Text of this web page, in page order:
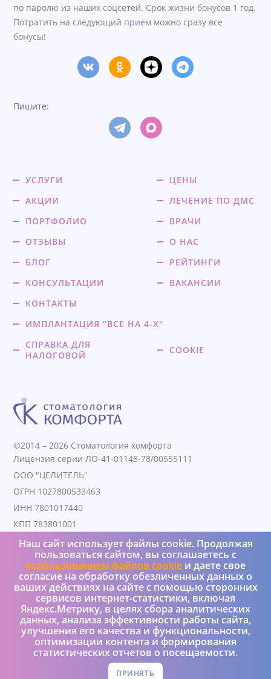
Наш сайт использует файлы cookie. Продолжая
пользоваться сайтом, вы соглашаетесь с
использованием файлов cookie и даете свое
согласие на обработку обезличенных данных о
ваших действиях на сайте с помощью сторонних
сервисов интернет-статистики, включая
Яндекс.Метрику, в целях сбора аналитических
данных, анализа эффективности работы сайта,
улучшения его качества и функциональности,
оптимизации контента и формирования
статистических отчетов о посещаемости.
ПРИНЯТЬ
по паролю из наших соцсетей. Срок жизни бонусов 1 год.
Потратить на следующий прием можно сразу все
бонусы!
Пишите:
УСЛУГИ
ЦЕНЫ
АКЦИИ
ЛЕЧЕНИЕ ПО ДМС
ПОРТФОЛИО
ВРАЧИ
ОТЗЫВЫ
О НАС
БЛОГ
РЕЙТИНГИ
КОНСУЛЬТАЦИИ
ВАКАНСИИ
КОНТАКТЫ
ИМПЛАНТАЦИЯ "ВСЕ НА 4-Х"
СПРАВКА ДЛЯ
НАЛОГОВОЙ
COOKIE
©2014 – 2026 Стоматология комфорта
Лицензия серии ЛО-41-01148-78/00555111
ООО "ЦЕЛИТЕЛЬ"
ОГРН 1027800533463
ИНН 7801017440
КПП 783801001
Дата образования 04.11.1991
Юридический адрес 190000, Г.Санкт-петербург, ул
Гороховая, д. 25, литера а, пом 4Н
+7 (950) 037-08-73
Реализация и интеграция – Versus Ltd
Политика конфиденциальности